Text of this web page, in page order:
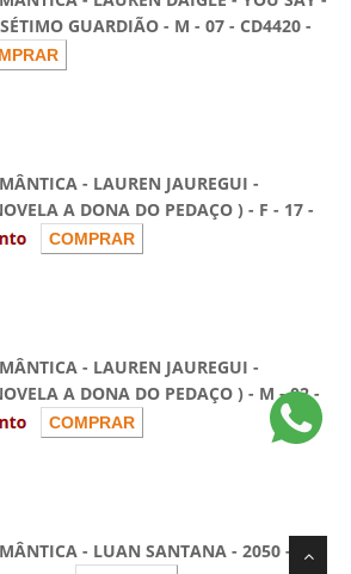
GUARDIÃO - M - 07 - CD4420 -
- LAUREN JAUREGUI -
A DONA DO PEDAÇO ) - F - 17 -
- LAUREN JAUREGUI -
A DONA DO PEDAÇO ) - M - 02 -
- LUAN SANTANA - 2050 - F -